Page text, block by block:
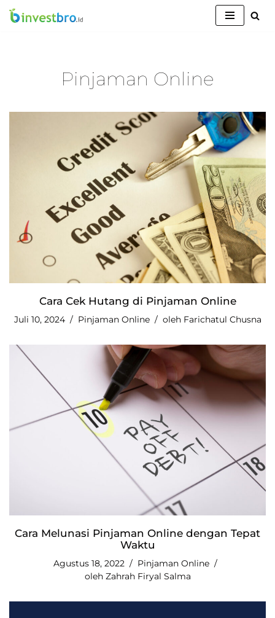
Pinjaman Online
Cara Cek Hutang di Pinjaman Online
Juli 10, 2024 Pinjaman Online oleh Farichatul Chusna
Cara Melunasi Pinjaman Online dengan Tepat
Waktu
Agustus 18, 2022
Pinjaman Online
oleh Zahrah Firyal Salma